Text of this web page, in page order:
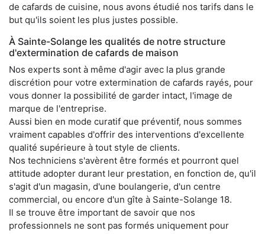
de cafards de cuisine, nous avons étudié nos tarifs dans le
but qu'ils soient les plus justes possible.
À Sainte-Solange les qualités de notre structure
d'extermination de cafards de maison
Nos experts sont à même d'agir avec la plus grande
discrétion pour votre extermination de cafards rayés, pour
vous donner la possibilité de garder intact, l'image de
marque de l'entreprise.
Aussi bien en mode curatif que préventif, nous sommes
vraiment capables d'offrir des interventions d'excellente
qualité supérieure à tout style de clients.
Nos techniciens s'avèrent être formés et pourront quel
attitude adopter durant leur prestation, en fonction de, qu'il
s'agit d'un magasin, d'une boulangerie, d'un centre
commercial, ou encore d'un gîte à Sainte-Solange 18.
Il se trouve être important de savoir que nos
professionnels ne sont pas formés uniquement pour